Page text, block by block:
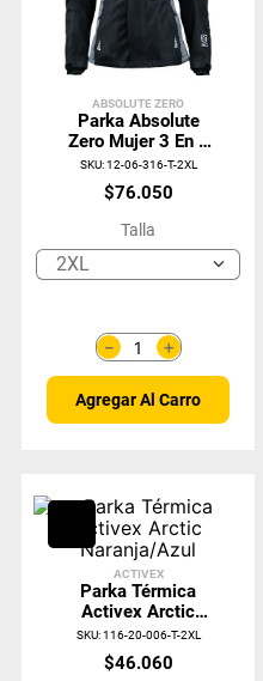
ABSOLUTE ZERO
Parka Absolute
Zero Mujer 3 En 1
Negro Z-8100
SKU:12-06-316-T-2XL
$76.050
Talla
2XL
＋
－
Agregar Al Carro
ACTIVEX
Parka Térmica
Activex Arctic
Naranja/Azul
SKU:116-20-006-T-2XL
$46.060